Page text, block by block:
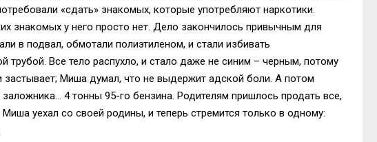
«сдать» знакомых, которые употребляют наркотики.
знакомых у него просто нет. Дело закончилось привычным для
в подвал, обмотали полиэтиленом, и стали избивать
трубой. Все тело распухло, и стало даже не синим – черным, потому
застывает; Миша думал, что не выдержит адской боли. А потом
4 тонны 95-го бензина. Родителям пришлось продать все,
уехал со своей родины, и теперь стремится только в одному: